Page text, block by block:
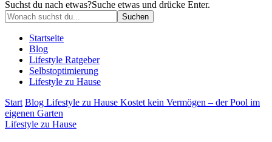
Suchst du nach etwas?Suche etwas und drücke Enter.
Startseite
Blog
Lifestyle Ratgeber
Selbstoptimierung
Lifestyle zu Hause
Start Blog Lifestyle zu Hause Kostet kein Vermögen – der Pool im
eigenen Garten
Lifestyle zu Hause